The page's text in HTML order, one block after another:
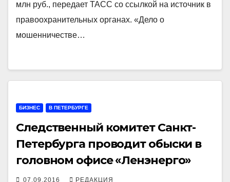
млн руб., передает ТАСС со ссылкой на источник в
правоохранительных органах. «Дело о
мошенничестве…
БИЗНЕС В ПЕТЕРБУРГЕ
Следственный комитет Санкт-
Петербурга проводит обыски в
головном офисе «Ленэнерго»
07.09.2016 РЕДАКЦИЯ